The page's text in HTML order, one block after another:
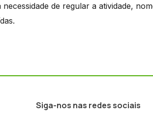
de regular a atividade,
Siga-nos nas redes sociais